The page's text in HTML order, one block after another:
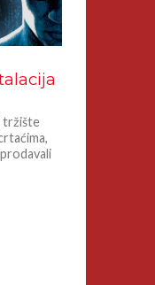
tržište